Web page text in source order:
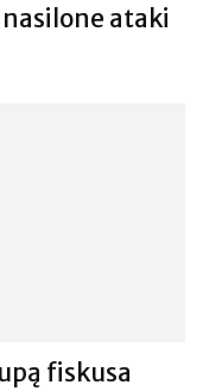
ataki
fiskusa